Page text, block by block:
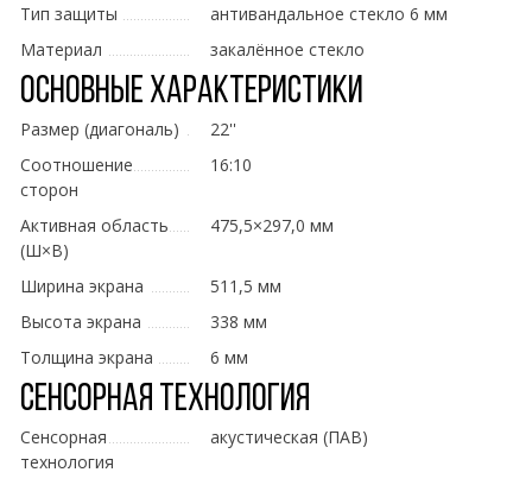
Тип защиты
антивандальное стекло 6 мм
Материал
закалённое стекло
Основные характеристики
Размер (диагональ)
22''
Соотношение
сторон
16:10
Активная область
(Ш×В)
475,5×297,0 мм
Ширина экрана
511,5 мм
Высота экрана
338 мм
Толщина экрана
6 мм
Сенсорная технология
Сенсорная
технология
акустическая (ПАВ)